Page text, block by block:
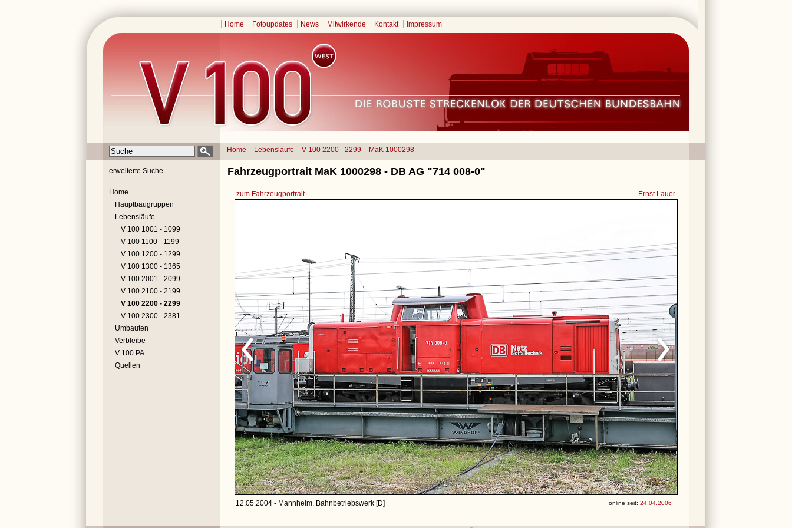
Home Fotoupdates News Mitwirkende Kontakt Impressum
Home Lebensläufe V 100 2200 - 2299 MaK 1000298
erweiterte Suche
Home
Hauptbaugruppen
Lebensläufe
V 100 1001 - 1099
V 100 1100 - 1199
V 100 1200 - 1299
V 100 1300 - 1365
V 100 2001 - 2099
V 100 2100 - 2199
V 100 2200 - 2299
V 100 2300 - 2381
Umbauten
Verbleibe
V 100 PA
Quellen
Fahrzeugportrait MaK 1000298 - DB AG "714 008-0"
zum Fahrzeugportrait Ernst Lauer
12.05.2004 - Mannheim, Bahnbetriebswerk [D] online seit: 24.04.2006